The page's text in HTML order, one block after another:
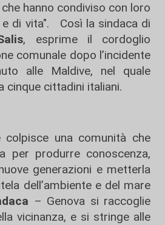
hanno condiviso con loro
di vita". Così la sindaca di
, esprime il cordoglio
comunale dopo l’incidente
alle Maldive, nel quale
cinque cittadini italiani.
colpisce una comunità che
per produrre conoscenza,
generazioni e metterla
dell’ambiente e del mare
– Genova si raccoglie
vicinanza, e si stringe alle